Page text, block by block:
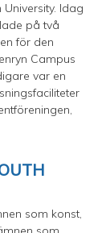
Idag
på två
för den
Campus
var en
som konst,